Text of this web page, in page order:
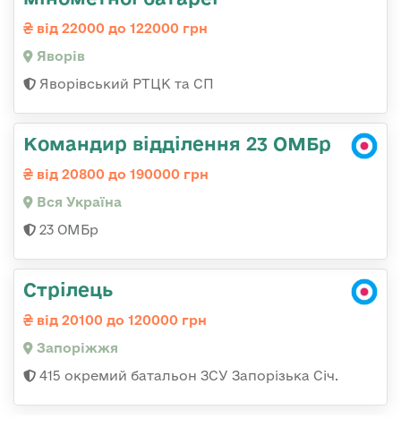
від 22000 до 122000 грн
Яворів
Яворівський РТЦК та СП
Командир відділення 23 ОМБр
від 20800 до 190000 грн
Вся Україна
23 ОМБр
Стрілець
від 20100 до 120000 грн
Запоріжжя
415 окремий батальон ЗСУ Запорізька Січ.